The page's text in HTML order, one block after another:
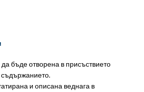
бъде отворена в присъствието
съдържанието.
и описана веднага в